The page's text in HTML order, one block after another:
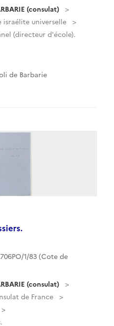
(consulat)
israélite universelle
(directeur d'école).
de Barbarie
706PO/1/83 (Cote de
(consulat)
de France